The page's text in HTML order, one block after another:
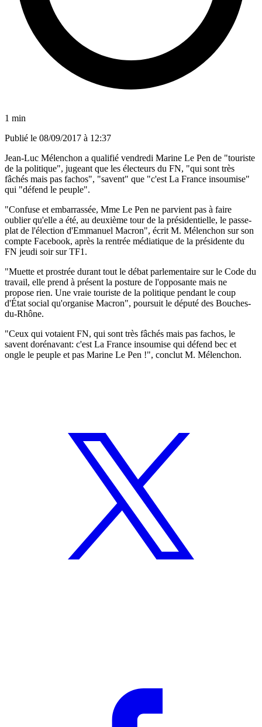
1 min
Publié le 08/09/2017 à 12:37
Jean-Luc Mélenchon a qualifié vendredi Marine Le Pen de "touriste
de la politique", jugeant que les électeurs du FN, "qui sont très
fâchés mais pas fachos", "savent" que "c'est La France insoumise"
qui "défend le peuple".
"Confuse et embarrassée, Mme Le Pen ne parvient pas à faire
oublier qu'elle a été, au deuxième tour de la présidentielle, le passe-
plat de l'élection d'Emmanuel Macron", écrit M. Mélenchon sur son
compte Facebook, après la rentrée médiatique de la présidente du
FN jeudi soir sur TF1.
"Muette et prostrée durant tout le débat parlementaire sur le Code du
travail, elle prend à présent la posture de l'opposante mais ne
propose rien. Une vraie touriste de la politique pendant le coup
d'État social qu'organise Macron", poursuit le député des Bouches-
du-Rhône.
"Ceux qui votaient FN, qui sont très fâchés mais pas fachos, le
savent dorénavant: c'est La France insoumise qui défend bec et
ongle le peuple et pas Marine Le Pen !", conclut M. Mélenchon.